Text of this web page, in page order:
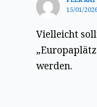
15/01/
Vielleicht
werden.